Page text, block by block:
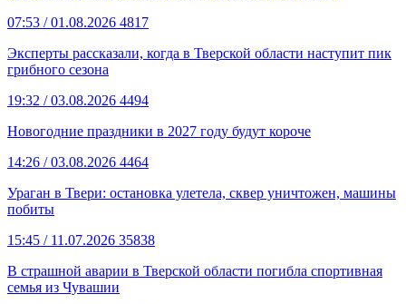
07:53 / 01.08.2026 4817
Эксперты рассказали, когда в Тверской области наступит пик
грибного сезона
19:32 / 03.08.2026 4494
Новогодние праздники в 2027 году будут короче
14:26 / 03.08.2026 4464
Ураган в Твери: остановка улетела, сквер уничтожен, машины
побиты
15:45 / 11.07.2026 35838
В страшной аварии в Тверской области погибла спортивная
семья из Чувашии